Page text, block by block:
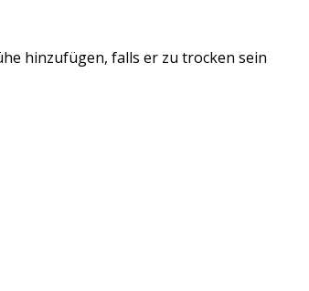
hinzufügen, falls er zu trocken sein